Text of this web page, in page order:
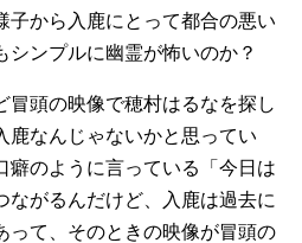
子から入鹿にとって都合の悪い
シンプルに幽霊が怖いのか？
冒頭の映像で穂村はるなを探し
鹿なんじゃないかと思ってい
癖のように言っている「今日は
ながるんだけど、入鹿は過去に
って、そのときの映像が冒頭の